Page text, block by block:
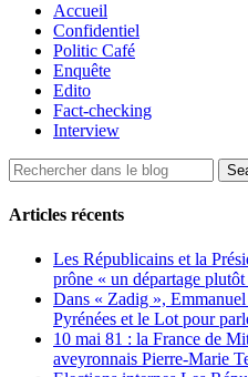
Accueil
Confidentiel
Politic Café
Enquête
Edito
Fact-checking
Interview
Articles récents
Les Républicains et la
prône « un départage
Dans « Zadig »,
Pyrénées et le Lot pour
10 mai 81 : la France de
aveyronnais Pierre-Marie